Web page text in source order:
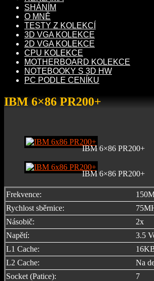
SHÁNÍM
O MNĚ
TESTY Z KOLEKCÍ
3D VGA KOLEKCE
2D VGA KOLEKCE
CPU KOLEKCE
MOTHERBOARD KOLEKCE
NOTEBOOKY S 3D HW
PC PODLE CENÍKU
IBM 6×86 PR200+
IBM 6×86 PR200+
IBM 6×86 PR200+
Frekvence:
Rychlost sběrnice:
Násobič:
2x
Napětí:
3.5
L1 Cache:
L2 Cache:
Na
Socket (Patice):
7